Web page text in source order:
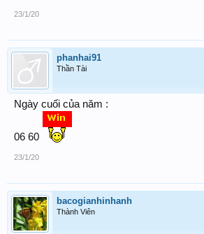
23/1/20
phanhai91
Thần Tài
Ngày cuối của năm :
06 60
23/1/20
bacogianhinhanh
Thành Viên